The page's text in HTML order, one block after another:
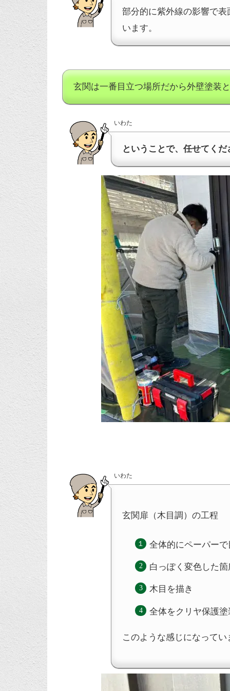
部分的に紫外線の影響で
います。
玄関は一番目立つ場所だから外壁塗装
いわた
ということで、任せてく
いわた
玄関扉（木目調）の工程
全体的にペーパー
白っぽく変色した
木目を描き
全体をクリヤ保護塗
このような感じになって